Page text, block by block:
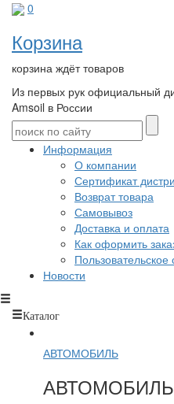
0
Корзина
корзина ждёт товаров
Из первых рук официальный
Amsoil в России
Информация
О компании
Сертификат
Возврат товара
Самовывоз
Доставка и оплата
Как оформить
Новости
Каталог
АВТОМОБИЛЬ
АВТОМОБИЛЬ